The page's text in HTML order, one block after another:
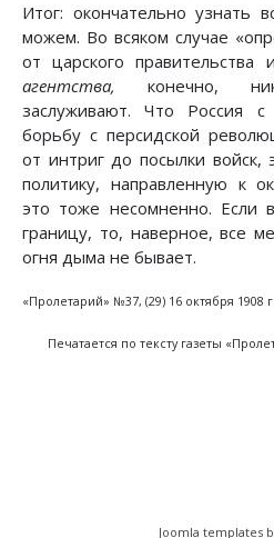
Итог: окончательно узнать
можем. Во всяком случае
от царского правительства
агентства, конечно,
заслуживают. Что Россия
борьбу с персидской
от интриг до посылки войск,
политику, направленную к
это тоже несомненно. Если
границу, то, наверное, все
огня дыма не бывает.
«Пролетарий» №37, (29) 16 октября 1908 г.
Печатается по тексту газеты
Joomla templates